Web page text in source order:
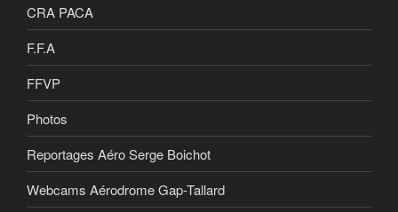
CRA PACA
F.F.A
FFVP
Photos
Reportages Aéro Serge Boichot
Webcams Aérodrome Gap-Tallard